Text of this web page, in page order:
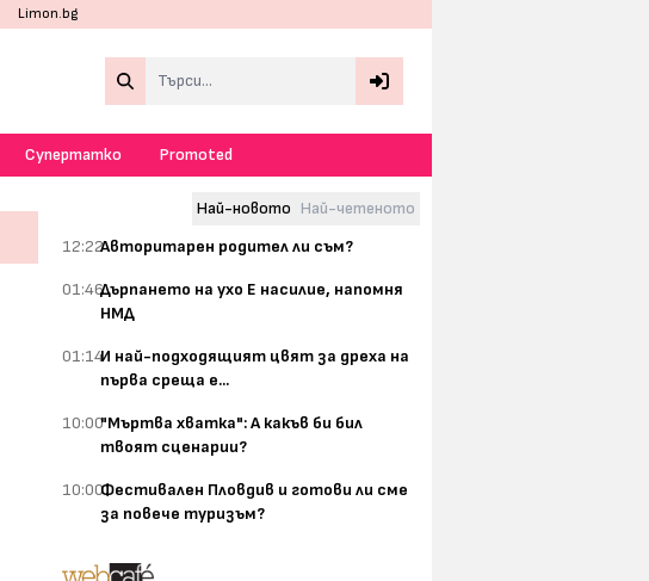
Limon.bg
Супертатко Promoted
Най-новото Най-четеното
12:22Авторитарен родител ли съм?
01:46Дърпането на ухо Е насилие, напомня
НМД
01:14И най-подходящият цвят за дреха на
първа среща е...
10:00"Мъртва хватка": А какъв би бил
твоят сценарии?
10:00Фестивален Пловдив и готови ли сме
за повече туризъм?